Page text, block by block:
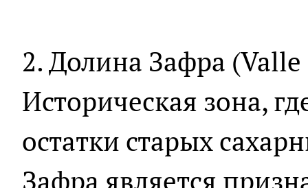
2. Долина Зафра
Историческая зона,
остатки старых
Зафра является